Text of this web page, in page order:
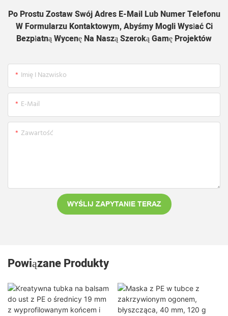
Po Prostu Zostaw Swój Adres E-Mail Lub Numer Telefonu
W Formularzu Kontaktowym, Abyśmy Mogli Wysłać Ci
Bezpłatną Wycenę Na Naszą Szeroką Gamę Projektów
Imię I Nazwisko
E-Mail
Zawartość
WYŚLIJ ZAPYTANIE TERAZ
Powiązane Produkty